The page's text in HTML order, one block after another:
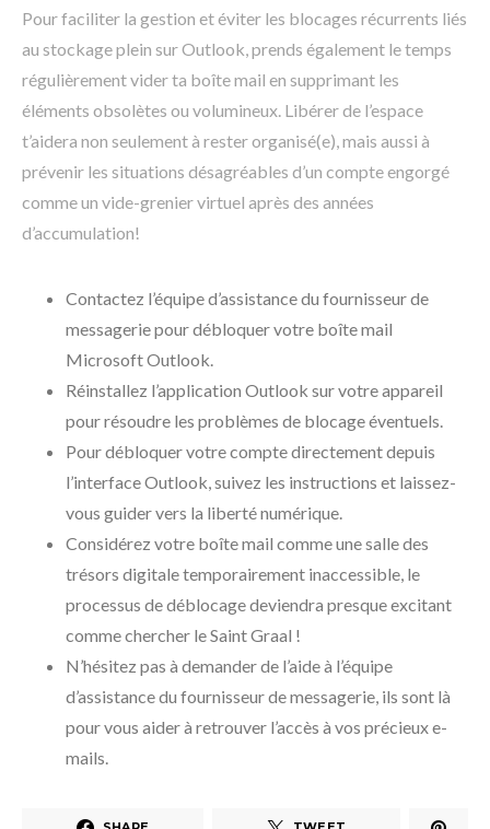
Pour faciliter la gestion et éviter les blocages récurrents liés
au stockage plein sur Outlook, prends également le temps
régulièrement vider ta boîte mail en supprimant les
éléments obsolètes ou volumineux. Libérer de l’espace
t’aidera non seulement à rester organisé(e), mais aussi à
prévenir les situations désagréables d’un compte engorgé
comme un vide-grenier virtuel après des années
d’accumulation!
Contactez l’équipe d’assistance du fournisseur de
messagerie pour débloquer votre boîte mail
Microsoft Outlook.
Réinstallez l’application Outlook sur votre appareil
pour résoudre les problèmes de blocage éventuels.
Pour débloquer votre compte directement depuis
l’interface Outlook, suivez les instructions et laissez-
vous guider vers la liberté numérique.
Considérez votre boîte mail comme une salle des
trésors digitale temporairement inaccessible, le
processus de déblocage deviendra presque excitant
comme chercher le Saint Graal !
N’hésitez pas à demander de l’aide à l’équipe
d’assistance du fournisseur de messagerie, ils sont là
pour vous aider à retrouver l’accès à vos précieux e-
mails.